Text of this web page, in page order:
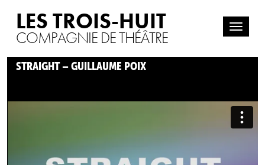
LES TROIS-HUIT
COMPAGNIE DE THÉÂTRE
STRAIGHT – GUILLAUME POIX